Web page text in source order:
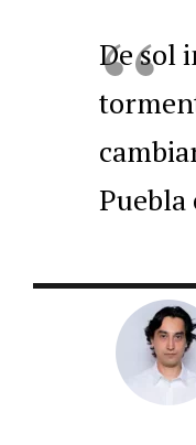
De sol
Puebla